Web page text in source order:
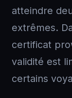
atteindre
extrêmes.
certificat
validité est
certains